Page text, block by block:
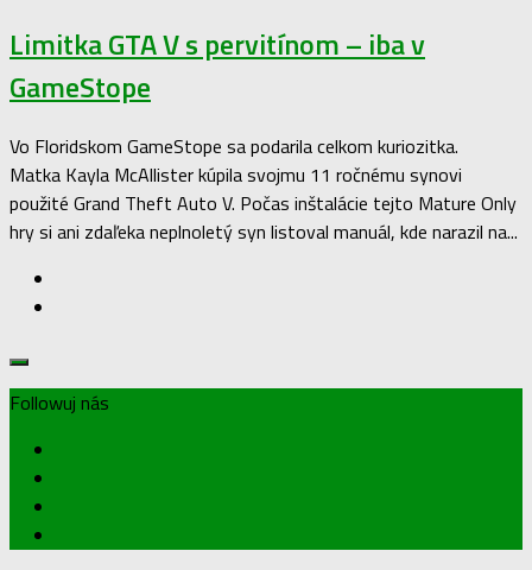
Limitka GTA V s pervitínom – iba v
GameStope
Vo Floridskom GameStope sa podarila celkom kuriozitka.
Matka Kayla McAllister kúpila svojmu 11 ročnému synovi
použité Grand Theft Auto V. Počas inštalácie tejto Mature Only
hry si ani zdaľeka neplnoletý syn listoval manuál, kde narazil na...
Followuj nás